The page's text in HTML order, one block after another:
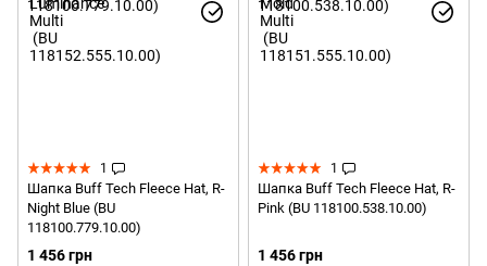
1
Шапка Buff Tech Fleece Hat, R-
Night Blue (BU
118100.779.10.00)
1 456 грн
1
Шапка Buff Tech Fleece Hat, R-
Pink (BU 118100.538.10.00)
1 456 грн